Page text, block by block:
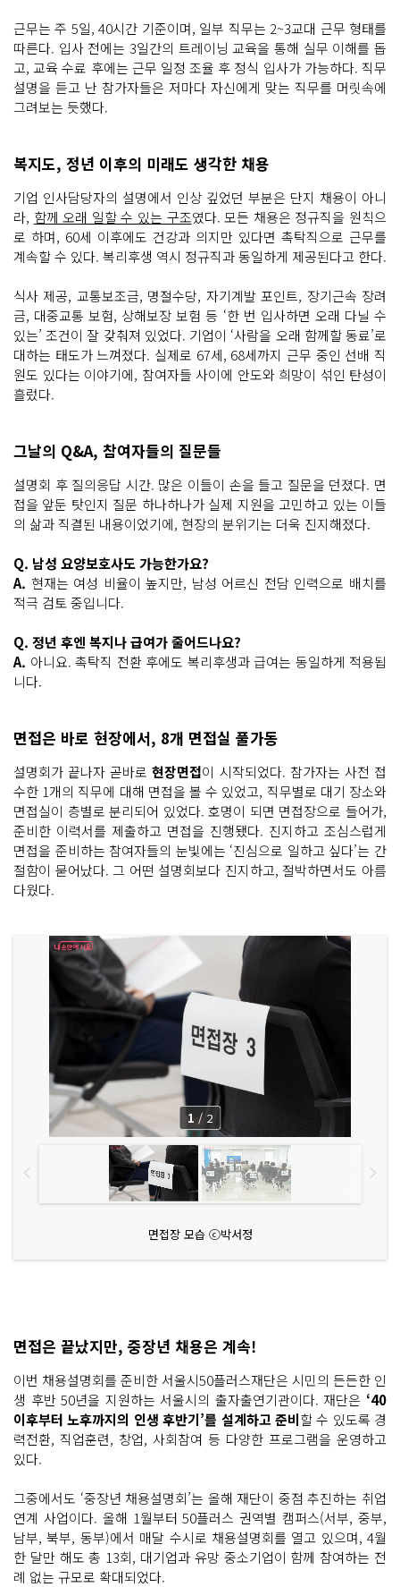
근무는 주 5일, 40시간 기준이며, 일부 직무는 2~3교대 근무 형태를
따른다. 입사 전에는 3일간의 트레이닝 교육을 통해 실무 이해를 돕
고, 교육 수료 후에는 근무 일정 조율 후 정식 입사가 가능하다. 직무
설명을 듣고 난 참가자들은 저마다 자신에게 맞는 직무를 머릿속에
그려보는 듯했다.
복지도, 정년 이후의 미래도 생각한 채용
기업 인사담당자의 설명에서 인상 깊었던 부분은 단지 채용이 아니
라, 함께 오래 일할 수 있는 구조였다. 모든 채용은 정규직을 원칙으
로 하며, 60세 이후에도 건강과 의지만 있다면 촉탁직으로 근무를
계속할 수 있다. 복리후생 역시 정규직과 동일하게 제공된다고 한다.
식사 제공, 교통보조금, 명절수당, 자기계발 포인트, 장기근속 장려
금, 대중교통 보험, 상해보장 보험 등 ‘한 번 입사하면 오래 다닐 수
있는’ 조건이 잘 갖춰져 있었다. 기업이 ‘사람을 오래 함께할 동료’로
대하는 태도가 느껴졌다. 실제로 67세, 68세까지 근무 중인 선배 직
원도 있다는 이야기에, 참여자들 사이에 안도와 희망이 섞인 탄성이
흘렀다.
그날의 Q&A, 참여자들의 질문들
설명회 후 질의응답 시간. 많은 이들이 손을 들고 질문을 던졌다. 면
접을 앞둔 탓인지 질문 하나하나가 실제 지원을 고민하고 있는 이들
의 삶과 직결된 내용이었기에, 현장의 분위기는 더욱 진지해졌다.
Q. 남성 요양보호사도 가능한가요?
A. 현재는 여성 비율이 높지만, 남성 어르신 전담 인력으로 배치를
적극 검토 중입니다.
Q. 정년 후엔 복지나 급여가 줄어드나요?
A. 아니요. 촉탁직 전환 후에도 복리후생과 급여는 동일하게 적용됩
니다.
면접은 바로 현장에서, 8개 면접실 풀가동
설명회가 끝나자 곧바로현장면접이 시작되었다. 참가자는 사전 접
수한 1개의 직무에 대해 면접을 볼 수 있었고, 직무별로 대기 장소와
면접실이 층별로 분리되어 있었다. 호명이 되면 면접장으로 들어가,
준비한 이력서를 제출하고 면접을 진행됐다. 진지하고 조심스럽게
면접을 준비하는 참여자들의 눈빛에는 ‘진심으로 일하고 싶다’는 간
절함이 묻어났다. 그 어떤 설명회보다 진지하고, 절박하면서도 아름
다웠다.
면접장 모습 ⓒ박서정
1 / 2
면접은 끝났지만, 중장년 채용은 계속!
이번 채용설명회를 준비한 서울시50플러스재단은 시민의 든든한 인
생 후반 50년을 지원하는 서울시의 출자출연기관이다. 재단은 ‘40
이후부터 노후까지의 인생 후반기’를 설계하고 준비할 수 있도록 경
력전환, 직업훈련, 창업, 사회참여 등 다양한 프로그램을 운영하고
있다.
그중에서도 ‘중장년 채용설명회’는 올해 재단이 중점 추진하는 취업
연계 사업이다. 올해 1월부터 50플러스 권역별 캠퍼스(서부, 중부,
남부, 북부, 동부)에서 매달 수시로 채용설명회를 열고 있으며, 4월
한 달만 해도 총 13회, 대기업과 유망 중소기업이 함께 참여하는 전
례 없는 규모로 확대되었다.